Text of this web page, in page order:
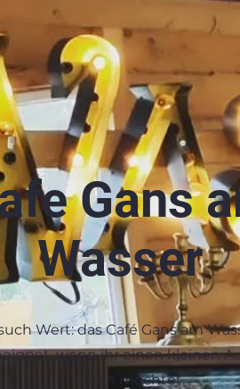
Gans
Wasser
Wert: das Café Gans am
wenn ihr einen kleinen
machen möchtet.